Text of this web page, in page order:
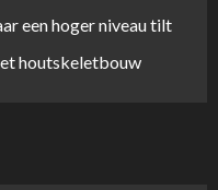
een hoger niveau tilt
houtskeletbouw